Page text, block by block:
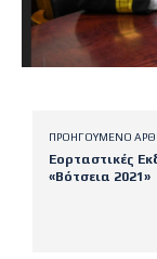
ΠΡΟΗΓΟΎΜΕΝΟ
Εορταστικές
«Βότσεια 2021»